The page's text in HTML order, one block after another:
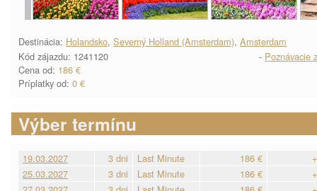
Destinácia: Holandsko, Severný Holland (Amsterdam), Amsterdam
Kód zájazdu: 1241120
Cena od: 186 €
Príplatky od: 0 €
- Poznávacie
Výber termínu
19.03.2027 3 dni Last Minute 186 €
25.03.2027
3 dni Last Minute 186 €